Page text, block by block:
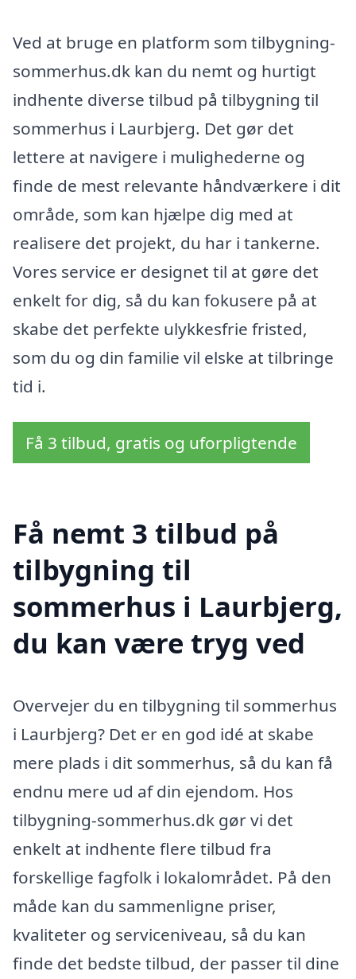
Ved at bruge en platform som tilbygning-
sommerhus.dk kan du nemt og hurtigt
indhente diverse tilbud på tilbygning til
sommerhus i Laurbjerg. Det gør det
lettere at navigere i mulighederne og
finde de mest relevante håndværkere i dit
område, som kan hjælpe dig med at
realisere det projekt, du har i tankerne.
Vores service er designet til at gøre det
enkelt for dig, så du kan fokusere på at
skabe det perfekte ulykkesfrie fristed,
som du og din familie vil elske at tilbringe
tid i.
Få 3 tilbud, gratis og uforpligtende
Få nemt 3 tilbud på
tilbygning til
sommerhus i Laurbjerg,
du kan være tryg ved
Overvejer du en tilbygning til sommerhus
i Laurbjerg? Det er en god idé at skabe
mere plads i dit sommerhus, så du kan få
endnu mere ud af din ejendom. Hos
tilbygning-sommerhus.dk gør vi det
enkelt at indhente flere tilbud fra
forskellige fagfolk i lokalområdet. På den
måde kan du sammenligne priser,
kvaliteter og serviceniveau, så du kan
finde det bedste tilbud, der passer til dine